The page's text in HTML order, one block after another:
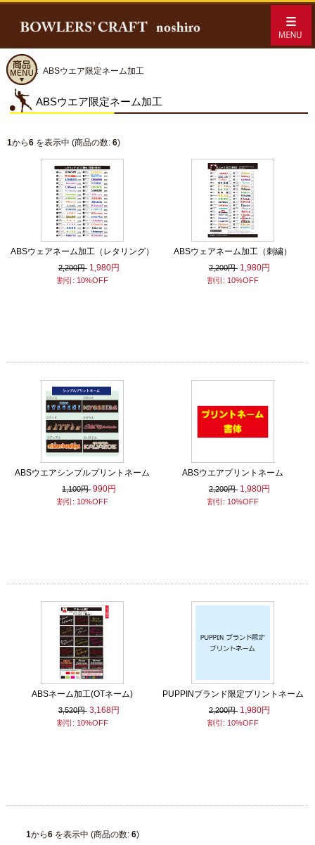
ホーム:: ABSウエア限定ネーム加工
ABSウエア限定ネーム加工
1から6 を表示中 (商品の数: 6)
ABSウェアネーム加工（レタリング）
2,200円 1,980円
割引: 10%OFF
ABSウェアネーム加工（刺繍）
2,200円 1,980円
割引: 10%OFF
ABSウエアシンプルプリントネーム
1,100円 990円
割引: 10%OFF
ABSウエアプリントネーム
2,200円 1,980円
割引: 10%OFF
ABSネーム加工(OTネーム)
3,520円 3,168円
割引: 10%OFF
PUPPINブランド限定プリントネーム
2,200円 1,980円
割引: 10%OFF
1から6を表示中 (商品の数: 6)